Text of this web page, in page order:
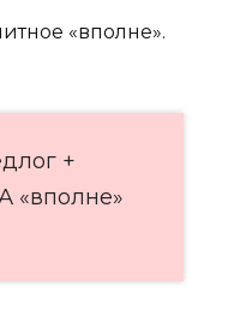
«вполне».
+
«вполне»